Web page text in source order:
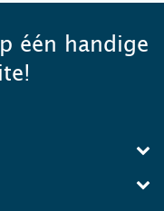
één handige